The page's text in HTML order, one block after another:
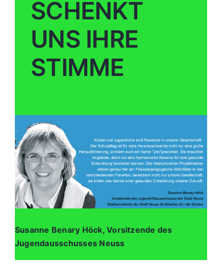
SCHENKT
UNS IHRE
STIMME
Susanne Benary Höck, Vorsitzende des
Jugendausschusses Neuss